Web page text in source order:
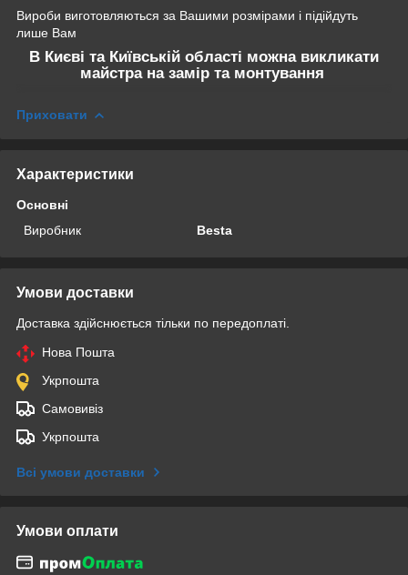
Вироби виготовляються за Вашими розмірами і підійдуть
лише Вам
В Києві та Київській області можна викликати
майстра на замір та монтування
Приховати
Характеристики
Основні
Виробник
Besta
Умови доставки
Доставка здійснюється тільки по передоплаті.
Нова Пошта
Укрпошта
Самовивіз
Укрпошта
Всі умови доставки
Умови оплати